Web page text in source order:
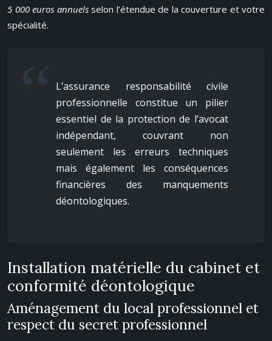
5 000 euros annuels selon l’étendue de la couverture et votre
spécialité.
L’assurance responsabilité civile
professionnelle constitue un pilier
essentiel de la protection de l’avocat
indépendant, couvrant non
seulement les erreurs techniques
mais également les conséquences
financières des manquements
déontologiques.
Installation matérielle du cabinet et
conformité déontologique
Aménagement du local professionnel et
respect du secret professionnel